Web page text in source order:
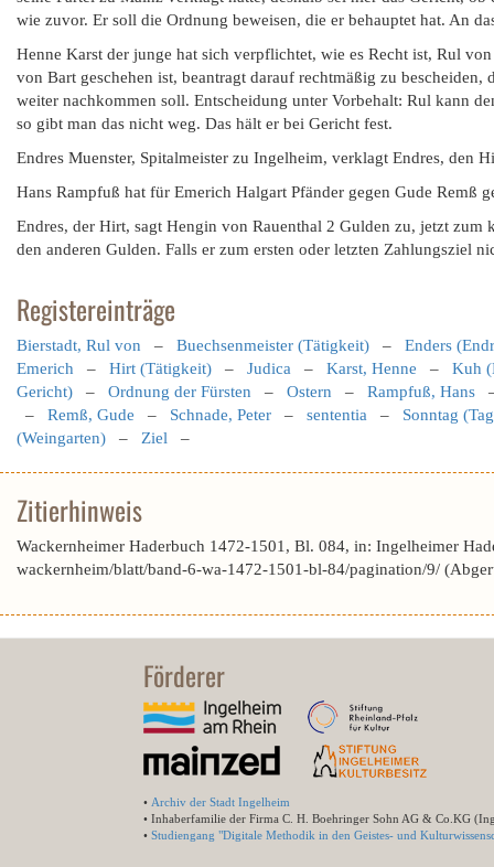
wie zuvor. Er soll die Ordnung beweisen, die er behauptet hat. An
Henne Karst der junge hat sich verpflichtet, wie es Recht ist, Rul
von Bart geschehen ist, beantragt darauf rechtmäßig zu
weiter nachkommen soll. Entscheidung unter Vorbehalt: Rul kann
so gibt man das nicht weg. Das hält er bei Gericht fest.
Endres Muenster, Spitalmeister zu Ingelheim, verklagt Endres, den
Hans Rampfuß hat für Emerich Halgart Pfänder gegen Gude Remß
Endres, der Hirt, sagt Hengin von Rauenthal 2 Gulden zu, jetzt
den anderen Gulden. Falls er zum ersten oder letzten Zahlungsziel
Registereinträge
Bierstadt, Rul von – Buechsenmeister (Tätigkeit) – Enders
Emerich – Hirt (Tätigkeit) – Judica – Karst, Henne – Kuh
Gericht) – Ordnung der Fürsten – Ostern – Rampfuß, Hans
– Remß, Gude – Schnade, Peter – sententia – Sonntag
(Weingarten) – Ziel –
Zitierhinweis
Wackernheimer Haderbuch 1472-1501, Bl. 084, in: Ingelheimer
wackernheim/blatt/band-6-wa-1472-1501-bl-84/pagination/9/
Förderer
• Archiv der Stadt Ingelheim
• Inhaberfamilie der Firma C. H. Boehringer Sohn AG & Co.KG
• Studiengang "Digitale Methodik in den Geistes- und